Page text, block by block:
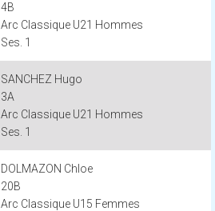
4B
Arc Classique U21 Hommes
Ses. 1
SANCHEZ Hugo
3A
Arc Classique U21 Hommes
Ses. 1
DOLMAZON Chloe
20B
Arc Classique U15 Femmes